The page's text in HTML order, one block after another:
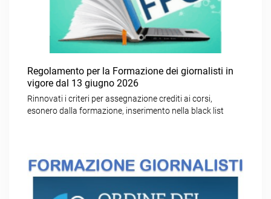
Regolamento per la Formazione dei giornalisti in
vigore dal 13 giugno 2026
Rinnovati i criteri per assegnazione crediti ai corsi,
esonero dalla formazione, inserimento nella black list